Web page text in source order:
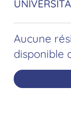
Aucune
disponible